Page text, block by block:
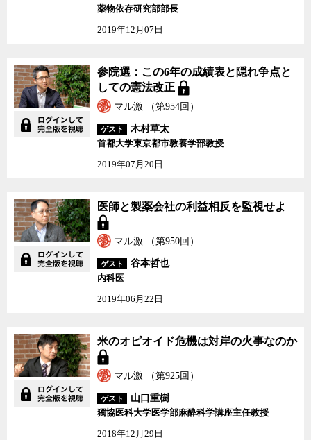
薬物依存研究部部長
2019年12月07日
参院選：この6年の成績表と隠れ争点と
しての憲法改正
マル激 （第954回）
ゲスト
木村草太
首都大学東京都市教養学部教授
2019年07月20日
医師と製薬会社の利益相反を監視せよ
マル激 （第950回）
ゲスト
谷本哲也
内科医
2019年06月22日
米のオピオイド危機は対岸の火事なのか
マル激 （第925回）
ゲスト
山口重樹
獨協医科大学医学部麻酔科学講座主任教授
2018年12月29日